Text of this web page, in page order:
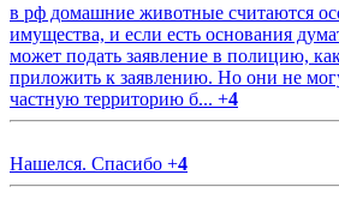
в рф домашние животные считаются
имущества, и если есть основания
может подать заявление в полицию,
приложить к заявлению. Но они не
частную территорию б... +4
Нашелся. Спасибо +4